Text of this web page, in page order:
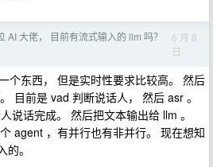
AI 大佬， 目前有流式输入的 llm 吗？
6 月 8
日
个东西， 但是实时性要求比较高。 然后
目前是 vad 判断说话人， 然后 asr 。
说话完成。 然后把文本输出给 llm 。
agent ，有并行也有非并行。 现在想知
。